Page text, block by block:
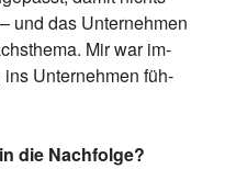
und das Un­ter­neh­men
Mir war im­
ins Un­ter­neh­men füh­
die Nachfolge?